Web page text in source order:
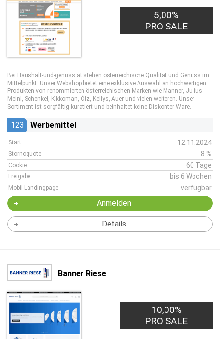
5,00%
PRO SALE
Bei Haushalt-und-genuss.at stehen österreichische Qualität und Genuss im
Mittelpunkt. Unser Webshop bietet eine exklusive Auswahl an hochwertigen
Produkten von renommierten österreichischen Marken wie Manner, Julius
Meinl, Schenkel, Kikkoman, Ölz, Kellys, Auer und vielen weiteren. Unser
Sortiment ist sorgfältig kuratiert und beinhaltet keine Diskonter-Ware.
123 Werbemittel
Start 12.11.2024
Stornoquote 8 %
Cookie 60 Tage
Freigabe bis 6 Wochen
Mobil-Landingpage verfügbar
Anmelden
Details
Banner Riese
10,00%
PRO SALE